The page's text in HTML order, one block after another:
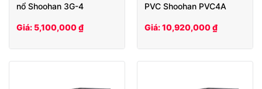
nổ Shoohan 3G-4
Giá: 5,100,000 ₫
PVC Shoohan PVC4A
Giá: 10,920,000 ₫